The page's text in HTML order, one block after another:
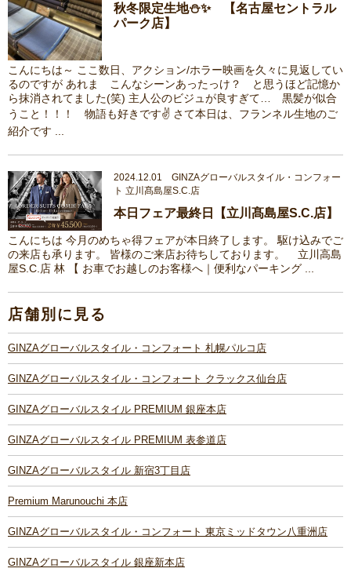
秋冬限定生地⛄✨ 【名古屋セントラル
パーク店】
こんにちは～ ここ数日、アクション/ホラー映画を久々に見返してい
るのですが あれま こんなシーンあったっけ？ と思うほど記憶か
ら抹消されてました(笑) 主人公のビジュが良すぎて… 黒髪が似合
うこと！！！ 物語も好きです✌ さて本日は、フランネル生地のご
紹介です ...
2024.12.01 GINZAグローバルスタイル・コンフォー
ト 立川髙島屋S.C.店
本日フェア最終日【立川髙島屋S.C.店】
こんにちは 今月のめちゃ得フェアが本日終了します。 駆け込みでご
の来店も承ります。 皆様のご来店お待ちしております。 立川高島
屋S.C.店 林 【 お車でお越しのお客様へ｜便利なパーキング ...
店舗別に見る
GINZAグローバルスタイル・コンフォート 札幌パルコ店
GINZAグローバルスタイル・コンフォート クラックス仙台店
GINZAグローバルスタイル PREMIUM 銀座本店
GINZAグローバルスタイル PREMIUM 表参道店
GINZAグローバルスタイル 新宿3丁目店
Premium Marunouchi 本店
GINZAグローバルスタイル・コンフォート 東京ミッドタウン八重洲店
GINZAグローバルスタイル 銀座新本店